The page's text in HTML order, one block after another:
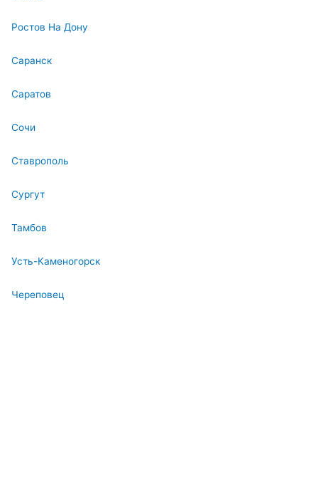
Ростов На Дону
Саранск
Саратов
Сочи
Ставрополь
Сургут
Тамбов
Усть-Каменогорск
Череповец